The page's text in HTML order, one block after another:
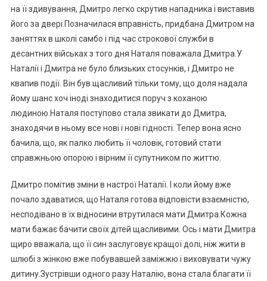
на її здивування, Дмитро легко скрутив нападника і виставив
його за двері.Позначилася вправність, придбана Дмитром на
заняттях в школі самбо і під час строкової служби в
десантних військах з того дня Наталя поважала Дмитра.У
Наталії і Дмитра не було близьких стосунків, і Дмитро не
квапив події. Він був щасливий тільки тому, що доля надала
йому шанс хоч іноді знаходитися поруч з коханою
людиною.Наталя поступово стала звикати до Дмитра,
знаходячи в ньому все нові і нові гідності. Тепер вона ясно
бачила, що, як палко любить її чоловік, готовий стати
справжньою опорою і вірним її супутником по життю.
Дмитро помітив зміни в настрої Наталії. І коли йому вже
почало здаватися, що Наталя готова відповісти взаємністю,
несподівано в їх відносини втрутилася мати Дмитра.Кожна
мати бажає бачити своїх дітей щасливими. Ось і мати Дмитра
щиро вважала, що її син заслуговує кращої долі, ніж жити в
шлюбі з жінкою вже побувавшей заміжжю і виховувати чужу
дитину.Зустрівши одного разу Наталію, вона стала благати її